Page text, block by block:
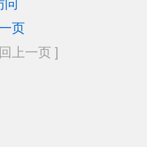
问
页
上一页 ]